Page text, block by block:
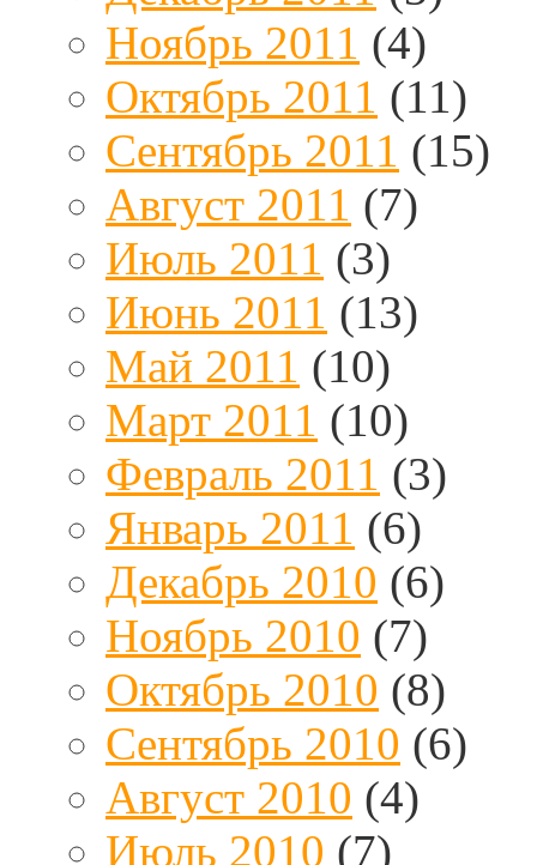
Ноябрь 2011 (4)
Октябрь 2011 (11)
Сентябрь 2011 (15)
Август 2011 (7)
Июль 2011 (3)
Июнь 2011 (13)
Май 2011 (10)
Март 2011 (10)
Февраль 2011 (3)
Январь 2011 (6)
Декабрь 2010 (6)
Ноябрь 2010 (7)
Октябрь 2010 (8)
Сентябрь 2010 (6)
Август 2010 (4)
Июль 2010 (7)